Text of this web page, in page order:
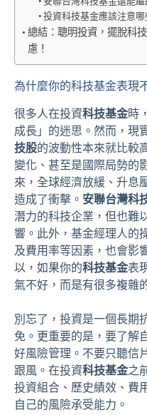
投資科技基金應該注意哪
總結：聰明投資，擺脫科
慮！
為什麼你的科技基金表現
很多人在投資科技基金時
成長」的迷思。然而，現
技股的波動性本來就比較
變化、甚至是國際局勢的
來，全球經濟放緩、升息
造成了衝擊。 安聯台灣科
潛力的科技企業，但也難
響。此外，基金經理人的
及費用率等因素，也會影
以，如果你的科技基金表
氣不好，而是有很多複雜
別忘了，投資是一個長期
免。更重要的是，要了解
好風險管理。不要只聽信
跟風。在投資科技基金之
投資組合、歷史績效、費
自己的風險承受能力。